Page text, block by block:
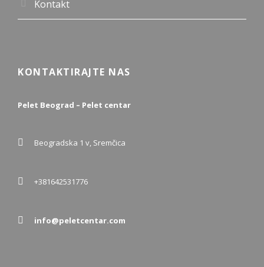
Kontakt
KONTAKTIRAJTE NAS
Pelet Beograd – Pelet centar
Beogradska 1 v, Sremčica
+381642531776
info@peletcentar.com